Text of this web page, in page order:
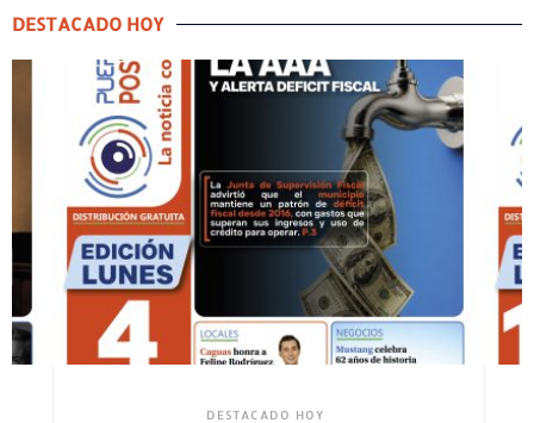
DESTACADO HOY
DESTACADO HOY